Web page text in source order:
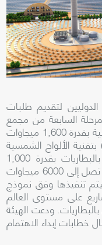
لتقديم طلبات
السابعة من مجمع
محمد بن راشد آل مكتوم للطاقة الشمسية بقدرة 1,600 ميجاوات
إلى 2,000 ميجاوات) بتقنية الألواح الشمسية
الكهروضوئية مع نظام لتخزين الطاقة بالبطاريات بقدرة 1,000
ميجاوات لمدة 6 ساعات وبسعة اجمالية تصل إلى 6000 ميجاوات
تنفيذها وفق نموذج
على مستوى العالم
ودعت الهيئة
خطابات إبداء الاهتمام